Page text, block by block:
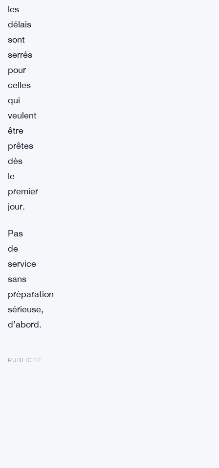
les
délais
sont
serrés
pour
celles
qui
veulent
être
prêtes
dès
le
premier
jour.
Pas
de
service
sans
préparation
sérieuse,
d’abord.
PUBLICITÉ